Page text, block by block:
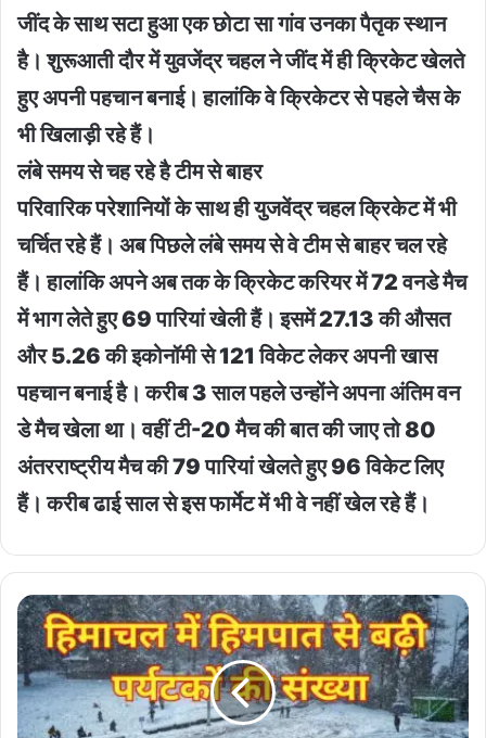
जींद के साथ सटा हुआ एक छोटा सा गांव उनका पैतृक स्थान
है। शुरूआती दौर में युवजेंद्र चहल ने जींद में ही क्रिकेट खेलते
हुए अपनी पहचान बनाई। हालांकि वे क्रिकेटर से पहले चैस के
भी खिलाड़ी रहे हैं।
लंबे समय से चह रहे है टीम से बाहर
परिवारिक परेशानियों के साथ ही युजवेंद्र चहल क्रिकेट में भी
चर्चित रहे हैं। अब पिछले लंबे समय से वे टीम से बाहर चल रहे
हैं। हालांकि अपने अब तक के क्रिकेट करियर में 72 वनडे मैच
में भाग लेते हुए 69 पारियां खेली हैं। इसमें 27.13 की औसत
और 5.26 की इकोनॉमी से 121 विकेट लेकर अपनी खास
पहचान बनाई है। करीब 3 साल पहले उन्‍होंने अपना अंतिम वन
डे मैच खेला था। वहीं टी-20 मैच की बात की जाए तो 80
अंतरराष्ट्रीय मैच की 79 पारियां खेलते हुए 96 विकेट लिए
हैं। करीब ढाई साल से इस फार्मेट में भी वे नहीं खेल रहे हैं।
Shimla
Snowfall
:
हिमाचल
में
हिमपात